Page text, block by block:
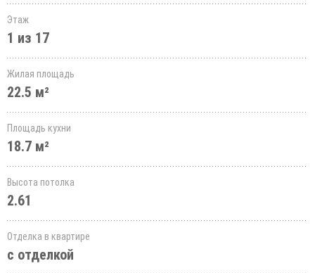
Этаж
1 из 17
Жилая площадь
22.5 м²
Площадь кухни
18.7 м²
Высота потолка
2.61
Отделка в квартире
с отделкой